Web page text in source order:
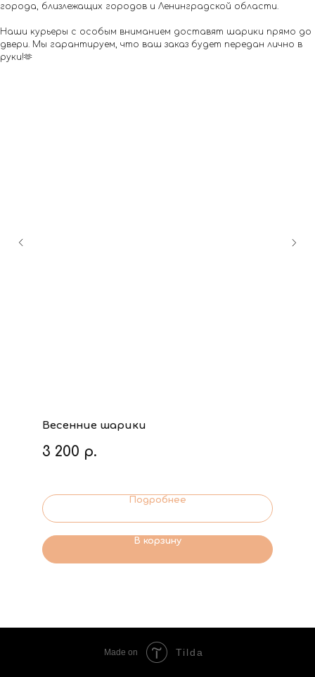
города, близлежащих городов и Ленинградской области.
Наши курьеры с особым вниманием доставят шарики прямо до
двери. Мы гарантируем, что ваш заказ будет передан лично в
руки!🫶
Весенние шарики
3 200 р.
Подробнее
В корзину
Made on Tilda